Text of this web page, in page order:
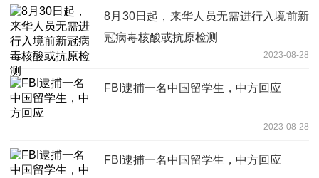
8月30日起，来华人员无需进行入境前新
冠病毒核酸或抗原检测
2023-08-28
FBI逮捕一名中国留学生，中方回应
2023-08-28
FBI逮捕一名中国留学生，中方回应